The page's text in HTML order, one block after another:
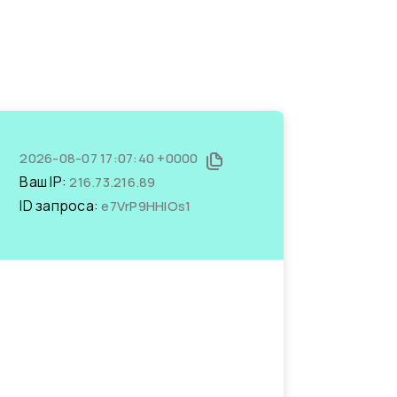
2026-08-07 17:07:40 +0000
Ваш IP:216.73.216.89
ID запроса:e7VrP9HHlOs1